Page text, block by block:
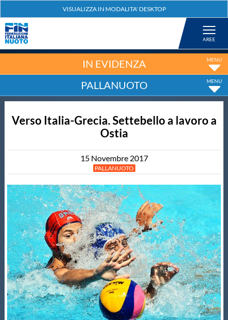
Nuoto
Tuffi
Fondo
Salvamento
Master
Formazione
GUG
IN EVIDENZA
PALLANUOTO
Verso Italia-Grecia. Settebello a lavoro a
Ostia
15 Novembre 2017
PALLANUOTO